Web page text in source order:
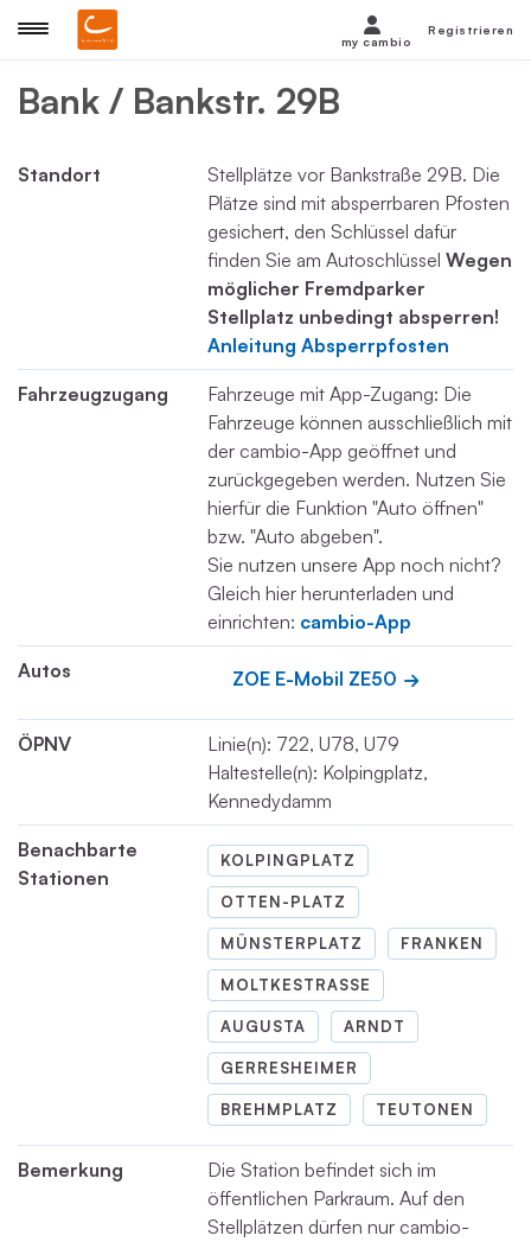
Bank / Bankstr. 29B
Standort
Stellplätze vor Bankstraße 29B. Die
Plätze sind mit absperrbaren Pfosten
gesichert, den Schlüssel dafür
finden Sie am Autoschlüssel Wegen
möglicher Fremdparker
Stellplatz unbedingt absperren!
Anleitung Absperrpfosten
Fahrzeugzugang
Fahrzeuge mit App-Zugang: Die
Fahrzeuge können ausschließlich mit
der cambio-App geöffnet und
zurückgegeben werden. Nutzen Sie
hierfür die Funktion "Auto öffnen"
bzw. "Auto abgeben".
Sie nutzen unsere App noch nicht?
Gleich hier herunterladen und
einrichten: cambio-App
Autos ZOE E-Mobil ZE50
ÖPNV
Linie(n): 722, U78, U79
Haltestelle(n): Kolpingplatz,
Kennedydamm
Benachbarte
Stationen
KOLPINGPLATZ
OTTEN-PLATZ
MÜNSTERPLATZ FRANKEN
MOLTKESTRASSE
AUGUSTA ARNDT
GERRESHEIMER
BREHMPLATZ TEUTONEN
Bemerkung
Die Station befindet sich im
öffentlichen Parkraum. Auf den
Stellplätzen dürfen nur cambio-
my cambio
Registrieren